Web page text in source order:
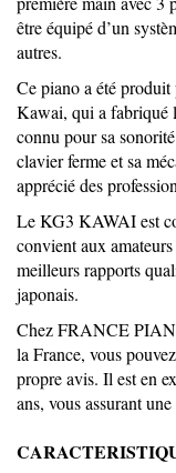
être équipé d’un
autres.
Ce piano a été
Kawai, qui a fabriqué
connu pour sa
clavier ferme et sa
apprécié des
Le KG3 KAWAI est
convient aux
meilleurs rapports
japonais.
Chez FRANCE
la France, vous
propre avis. Il est en
ans, vous assurant